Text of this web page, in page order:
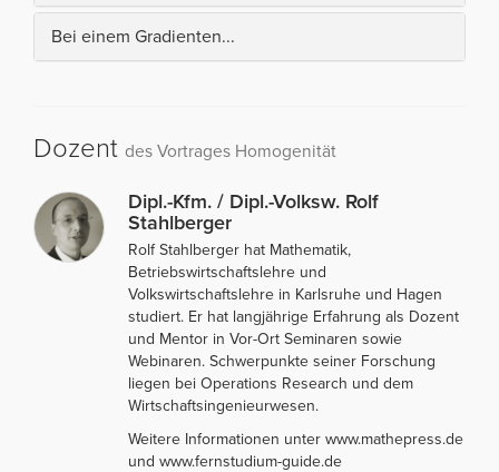
Bei einem Gradienten...
Dozent des Vortrages Homogenität
Dipl.-Kfm. / Dipl.-Volksw. Rolf
Stahlberger
Rolf Stahlberger hat Mathematik,
Betriebswirtschaftslehre und
Volkswirtschaftslehre in Karlsruhe und Hagen
studiert. Er hat langjährige Erfahrung als Dozent
und Mentor in Vor-Ort Seminaren sowie
Webinaren. Schwerpunkte seiner Forschung
liegen bei Operations Research und dem
Wirtschaftsingenieurwesen.
Weitere Informationen unter www.mathepress.de
und www.fernstudium-guide.de